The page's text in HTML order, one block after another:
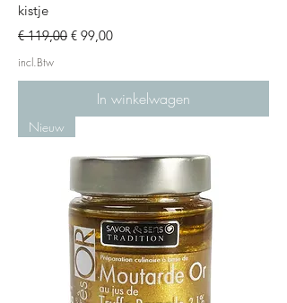
kistje
Normale prijs
€ 119,00 Verkoopprijs
€ 99,00
incl.Btw
In winkelwagen
Nieuw